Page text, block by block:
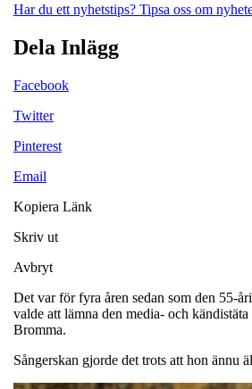
Har du ett nyhetstips? Tipsa oss om
Dela Inlägg
Facebook
Twitter
Pinterest
Email
Kopiera Länk
Skriv ut
Avbryt
Det var för fyra åren sedan som den 55-
valde att lämna den media- och
Bromma.
Sångerskan gjorde det trots att hon ännu